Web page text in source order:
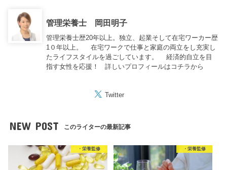
管理栄養士 岡田明子
管理栄養士歴20年以上。独立、起業そして在宅ワーカー歴
1０年以上。 在宅ワークで仕事と家庭の両立をし充実し
たライフスタイルを過ごしています。 経済的自立を目
指す女性を応援！詳しいプロフィールはコチラから
Twitter
NEW POST このライターの最新記事
・栄養監修 ・栄養監修